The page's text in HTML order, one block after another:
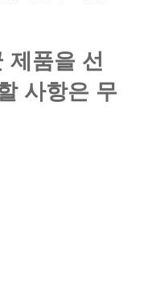
제품을 선
사항은 무